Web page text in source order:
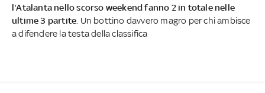
l'Atalanta nello scorso weekend fanno 2 in totale nelle
ultime 3 partite . Un bottino davvero magro per chi ambisce
a difendere la testa della classifica